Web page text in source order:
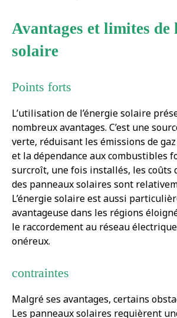
Avantages et limites de
solaire
Points forts
L’utilisation de l’énergie solaire
nombreux avantages. C’est une
verte, réduisant les émissions de
et la dépendance aux combustibles
surcroît, une fois installés, les coûts
des panneaux solaires sont
L’énergie solaire est aussi
avantageuse dans les régions
le raccordement au réseau
onéreux.
contraintes
Malgré ses avantages, certains
Les panneaux solaires requièrent